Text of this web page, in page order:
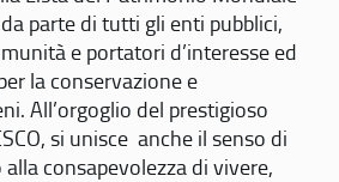
parte di tutti gli enti pubblici,
e portatori d’interesse ed
la conservazione e
All’orgoglio del prestigioso
si unisce anche il senso di
consapevolezza di vivere,